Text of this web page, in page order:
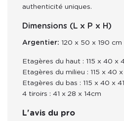
authenticité uniques.
Dimensions (L x P x H)
Argentier: 120 x 50 x 190 cm
Etagères du haut : 115 x 40 x
Etagères du milieu : 115 x 40
Etagères du bas : 115 x 40 x
4 tiroirs : 41 x 28 x 14cm
L'avis du pro